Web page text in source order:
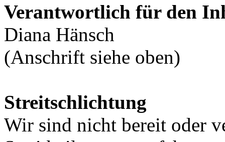
Verantwortlich für den
Diana Hänsch
(Anschrift siehe oben)
Streitschlichtung
Wir sind nicht bereit oder